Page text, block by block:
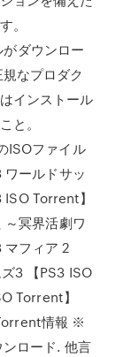
。
ダウンロー
なプロダク
インストール
と。
ISOファイル
ールドサッ
Torrent】
冥界活劇ワ
フィア 2
3 【PS3 ISO
Torrent】
情報 ※
ロード. 他言